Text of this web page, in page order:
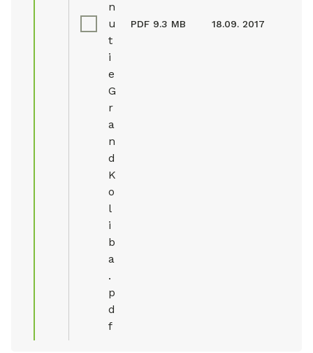
n
u
t
i
e
G
r
a
n
d
K
o
l
i
b
a
.
p
d
f
PDF 9.3 MB 18.09. 2017